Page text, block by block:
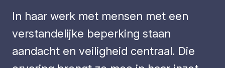
In haar werk met mensen met een
verstandelijke beperking staan
aandacht en veiligheid centraal. Die